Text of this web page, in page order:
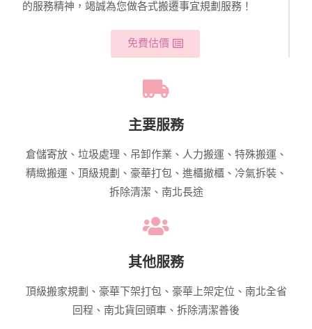
的服務精神，竭誠為您做各式搬遷事宜規劃服務！
免費估價
主要服務
倉儲寄放、垃圾處理、吊卸作業、人力搬運、特殊搬運、
精緻搬運、頂級規劃、豪華打包、進櫃撤櫃、冷氣拆裝、
拆除清潔、南北長途
其他服務
頂級搬家規劃、豪華下架打包、豪華上架定位、南北全省
回程、南北貨回頭車、拆除清潔善後